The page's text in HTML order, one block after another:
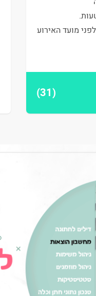
את העסקה עד 30 יום לפני מועד האירוע
(31)